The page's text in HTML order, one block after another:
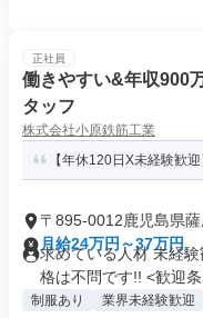
正社員
働きやすい&年収900
タッフ
株式会社小原鉄筋工業
【年休120日X未経験歓
〒895-0012鹿児島県
月給24万円～37万円
求めている人材 未経
格は不問です!! <歓迎条
制服あり 業界未経験歓迎